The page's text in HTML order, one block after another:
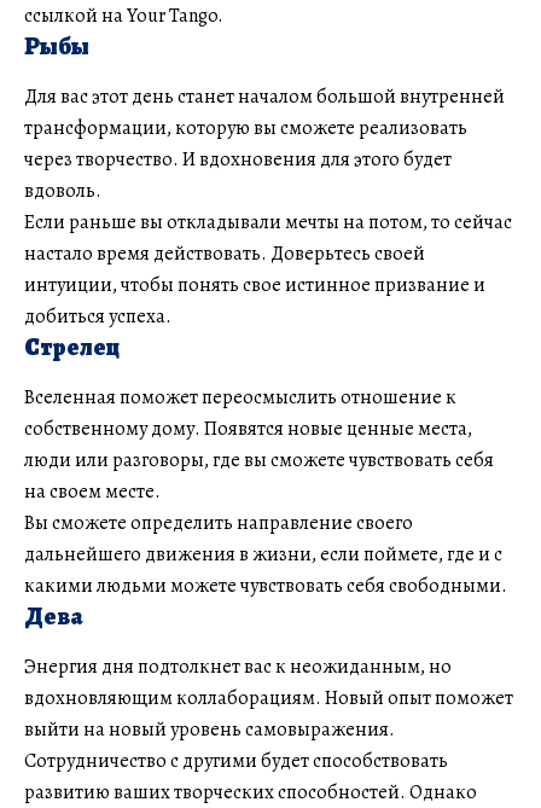
ссылкой на Your Tango.
Рыбы
Для вас этот день станет началом большой внутренней
трансформации, которую вы сможете реализовать
через творчество. И вдохновения для этого будет
вдоволь.
Если раньше вы откладывали мечты на потом, то сейчас
настало время действовать. Доверьтесь своей
интуиции, чтобы понять свое истинное призвание и
добиться успеха.
Стрелец
Вселенная поможет переосмыслить отношение к
собственному дому. Появятся новые ценные места,
люди или разговоры, где вы сможете чувствовать себя
на своем месте.
Вы сможете определить направление своего
дальнейшего движения в жизни, если поймете, где и с
какими людьми можете чувствовать себя свободными.
Дева
Энергия дня подтолкнет вас к неожиданным, но
вдохновляющим коллаборациям. Новый опыт поможет
выйти на новый уровень самовыражения.
Сотрудничество с другими будет способствовать
развитию ваших творческих способностей. Однако